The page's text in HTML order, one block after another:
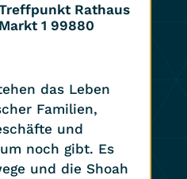
Rathaus
1 99880
das Leben
Familien,
und
noch gibt. Es
und die Shoah